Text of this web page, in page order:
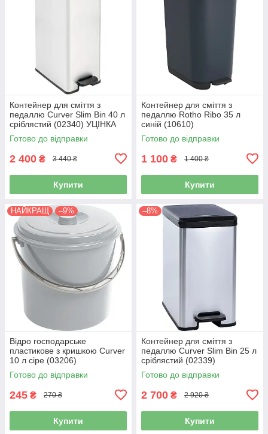
Контейнер для сміття з
педаллю Curver Slim Bin 40 л
сріблястий (02340) УЦІНКА
Готово до відправки
2 400 ₴ 3 440 ₴
Купити
Контейнер для сміття з
педаллю Rotho Ribo 35 л
синій (10610)
Готово до відправки
1 100 ₴ 1 400 ₴
Купити
НАЙКРАЩ –9%
Відро господарське
пластикове з кришкою Curver
10 л сіре (03206)
Готово до відправки
245 ₴ 270 ₴
Купити
–8%
Контейнер для сміття з
педаллю Curver Slim Bin 25 л
сріблястий (02339)
Готово до відправки
2 700 ₴ 2 920 ₴
Купити